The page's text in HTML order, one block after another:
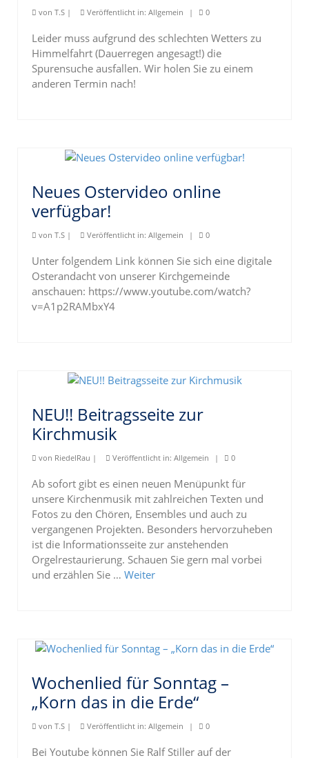
von T.S | Veröffentlicht in: Allgemein | 0
Leider muss aufgrund des schlechten Wetters zu
Himmelfahrt (Dauerregen angesagt!) die
Spurensuche ausfallen. Wir holen Sie zu einem
anderen Termin nach!
Neues Ostervideo online
verfügbar!
von T.S | Veröffentlicht in: Allgemein | 0
Unter folgendem Link können Sie sich eine digitale
Osterandacht von unserer Kirchgemeinde
anschauen: https://www.youtube.com/watch?
v=A1p2RAMbxY4
NEU!! Beitragsseite zur
Kirchmusik
von RiedelRau | Veröffentlicht in: Allgemein | 0
Ab sofort gibt es einen neuen Menüpunkt für
unsere Kirchenmusik mit zahlreichen Texten und
Fotos zu den Chören, Ensembles und auch zu
vergangenen Projekten. Besonders hervorzuheben
ist die Informationsseite zur anstehenden
Orgelrestaurierung. Schauen Sie gern mal vorbei
und erzählen Sie … Weiter
Wochenlied für Sonntag –
„Korn das in die Erde“
von T.S | Veröffentlicht in: Allgemein | 0
Bei Youtube können Sie Ralf Stiller auf der